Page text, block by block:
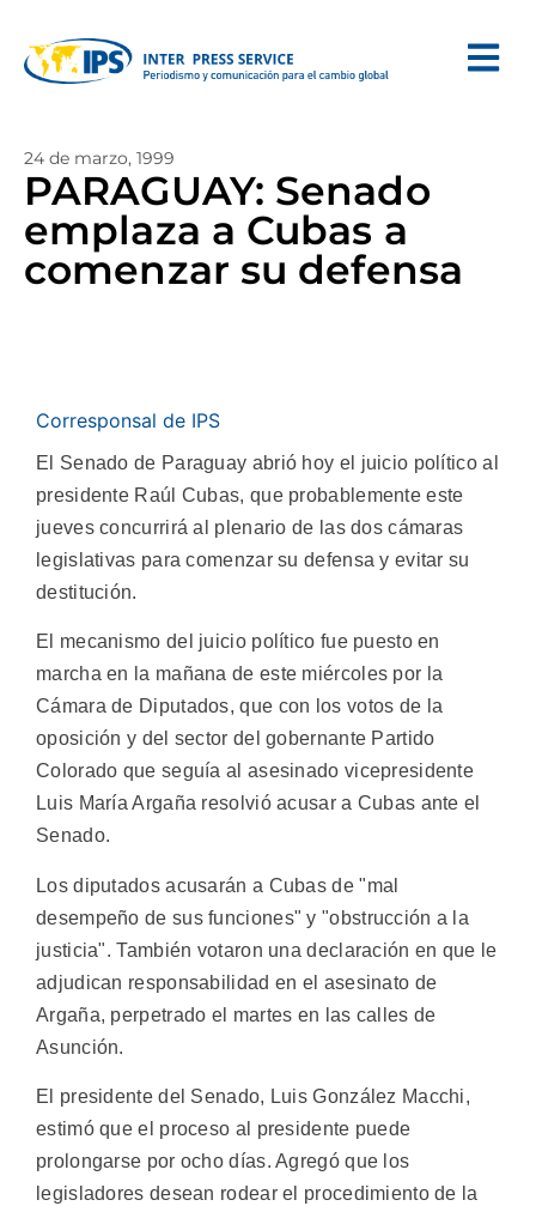
24 de marzo, 1999
PARAGUAY: Senado
emplaza a Cubas a
comenzar su defensa
Corresponsal de IPS
El Senado de Paraguay abrió hoy el juicio político al
presidente Raúl Cubas, que probablemente este
jueves concurrirá al plenario de las dos cámaras
legislativas para comenzar su defensa y evitar su
destitución.
El mecanismo del juicio político fue puesto en
marcha en la mañana de este miércoles por la
Cámara de Diputados, que con los votos de la
oposición y del sector del gobernante Partido
Colorado que seguía al asesinado vicepresidente
Luis María Argaña resolvió acusar a Cubas ante el
Senado.
Los diputados acusarán a Cubas de "mal
desempeño de sus funciones" y "obstrucción a la
justicia". También votaron una declaración en que le
adjudican responsabilidad en el asesinato de
Argaña, perpetrado el martes en las calles de
Asunción.
El presidente del Senado, Luis González Macchi,
estimó que el proceso al presidente puede
prolongarse por ocho días. Agregó que los
legisladores desean rodear el procedimiento de la